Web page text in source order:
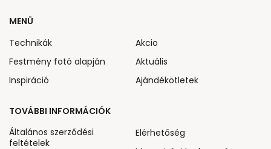
MENÜ
Technikák
Festmény fotó alapján
Inspiráció
Akcio
Aktuális
Ajándékötletek
TOVÁBBI INFORMÁCIÓK
Általános szerződési
feltételek
Elérhetőség